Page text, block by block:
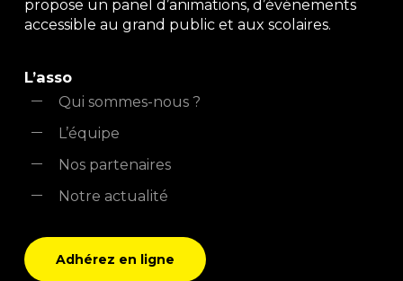
propose un panel d’animations, d’événements
accessible au grand public et aux scolaires.
L’asso
Qui sommes-nous ?
L’équipe
Nos partenaires
Notre actualité
Adhérez en ligne